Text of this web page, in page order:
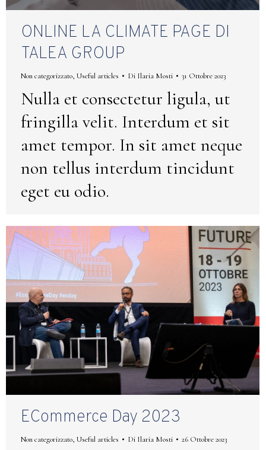
ONLINE LA CLIMATE PAGE DI
TALEA GROUP
Non categorizzato, Useful articles Di Ilaria Mosti 31 Ottobre 2023
Nulla et consectetur ligula, ut
fringilla velit. Interdum et sit
amet tempor. In sit amet neque
non tellus interdum tincidunt
eget eu odio.
ECommerce Day 2023
Non categorizzato, Useful articles Di Ilaria Mosti 26 Ottobre 2023